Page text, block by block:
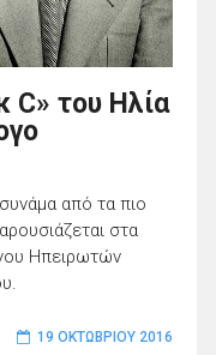
του Ηλία
από τα πιο
στα
Ηπειρωτών
19 ΟΚΤΩΒΡΊΟΥ 2016